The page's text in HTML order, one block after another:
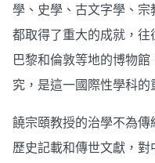
學、史學、古文字學、宗
都取得了重大的成就，
巴黎和倫敦等地的博物
究，是這一國際性學科的
饒宗頤教授的治學不為
歷史記載和傳世文獻，